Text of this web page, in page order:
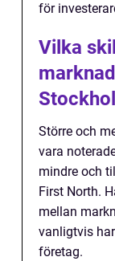
för
Vilka
Större och
vara
mindre och
First North.
mellan
vanligtvis
företag.